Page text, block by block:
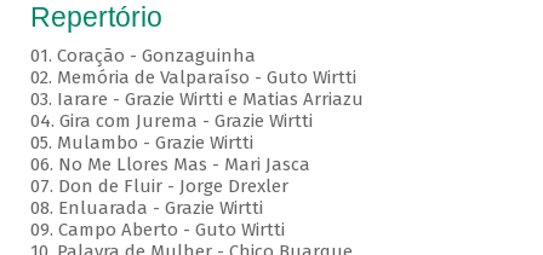
Repertório
01. Coração - Gonzaguinha
02. Memória de Valparaíso - Guto Wirtti
03. Iarare - Grazie Wirtti e Matias Arriazu
04. Gira com Jurema - Grazie Wirtti
05. Mulambo - Grazie Wirtti
06. No Me Llores Mas - Mari Jasca
07. Don de Fluir - Jorge Drexler
08. Enluarada - Grazie Wirtti
09. Campo Aberto - Guto Wirtti